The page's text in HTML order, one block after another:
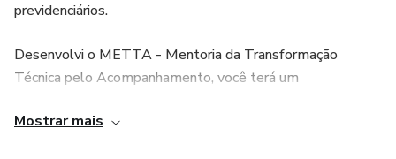
previdenciários.
Desenvolvi o METTA - Mentoria da Transformação
Técnica pelo Acompanhamento, você terá um
te geram dúvida quanto aos benefícios assistenciais e
Mostrar mais